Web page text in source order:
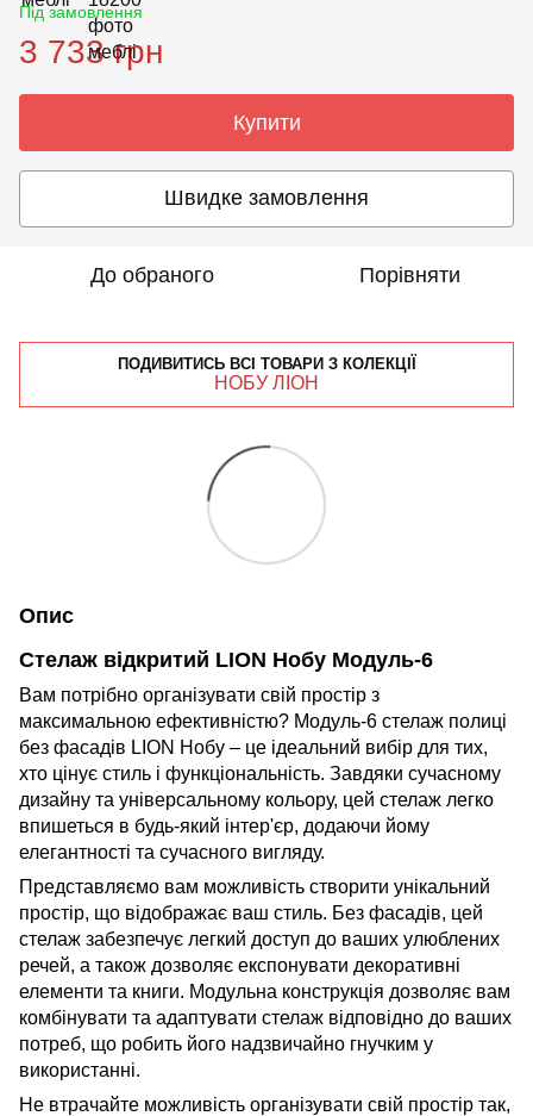
Під замовлення
3 733 грн
Купити
Швидке замовлення
До обраного Порівняти
ПОДИВИТИСЬ ВСІ ТОВАРИ З КОЛЕКЦІЇ
НОБУ ЛІОН
Опис
Стелаж відкритий LION Нобу Модуль-6
Вам потрібно організувати свій простір з
максимальною ефективністю? Модуль-6 стелаж полиці
без фасадів LION Нобу – це ідеальний вибір для тих,
хто цінує стиль і функціональність. Завдяки сучасному
дизайну та універсальному кольору, цей стелаж легко
впишеться в будь-який інтер'єр, додаючи йому
елегантності та сучасного вигляду.
Представляємо вам можливість створити унікальний
простір, що відображає ваш стиль. Без фасадів, цей
стелаж забезпечує легкий доступ до ваших улюблених
речей, а також дозволяє експонувати декоративні
елементи та книги. Модульна конструкція дозволяє вам
комбінувати та адаптувати стелаж відповідно до ваших
потреб, що робить його надзвичайно гнучким у
використанні.
Не втрачайте можливість організувати свій простір так,